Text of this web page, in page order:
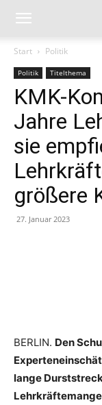
Start Politik
Politik Titelthema
KMK-
Jahre
sie
größere
27. Januar 2023
BERLIN. Den
lange